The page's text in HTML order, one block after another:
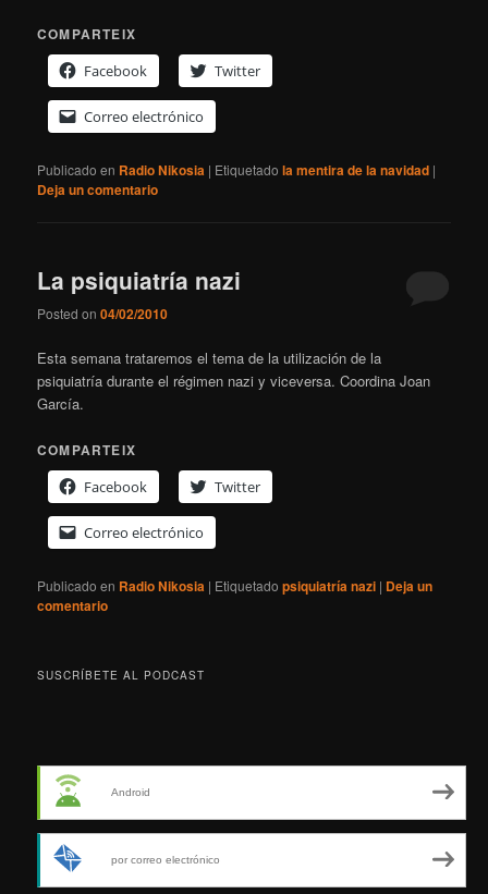
COMPARTEIX
Facebook
Twitter
Correo electrónico
Publicado en Radio Nikosia | Etiquetado la mentira de la navidad |
Deja un comentario
La psiquiatría nazi
Posted on04/02/2010
Esta semana trataremos el tema de la utilización de la
psiquiatría durante el régimen nazi y viceversa. Coordina Joan
García.
COMPARTEIX
Facebook
Twitter
Correo electrónico
Publicado en Radio Nikosia | Etiquetado psiquiatría nazi | Deja un
comentario
SUSCRÍBETE AL PODCAST
Android
por correo electrónico